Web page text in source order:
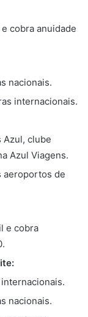
cobra anuidade
nacionais.
internacionais.
Azul, clube
Azul Viagens.
aeroportos de
e cobra
nacionais.